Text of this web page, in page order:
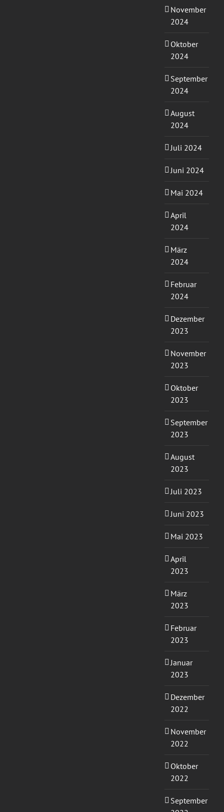
November
2024
Oktober
2024
September
2024
August
2024
Juli 2024
Juni 2024
Mai 2024
April
2024
März
2024
Februar
2024
Dezember
2023
November
2023
Oktober
2023
September
2023
August
2023
Juli 2023
Juni 2023
Mai 2023
April
2023
März
2023
Februar
2023
Januar
2023
Dezember
2022
November
2022
Oktober
2022
September